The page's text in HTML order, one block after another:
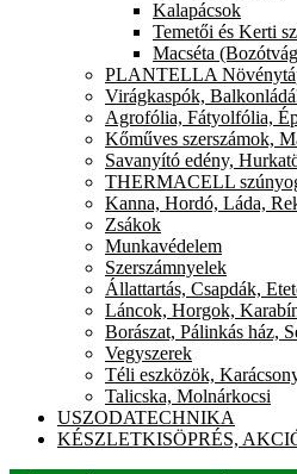
Kalapácsok
Temetői és Kerti
Macséta
PLANTELLA
Virágkaspók,
Agrofólia, Fátyolfólia,
Kőműves szerszámok,
Savanyító edény,
THERMACELL
Kanna, Hordó, Láda,
Zsákok
Munkavédelem
Szerszámnyelek
Állattartás, Csapdák,
Láncok, Horgok,
Borászat, Pálinkás ház,
Vegyszerek
Téli eszközök,
Talicska, Molnárkocsi
USZODATECHNIKA
KÉSZLETKISÖPRÉS,